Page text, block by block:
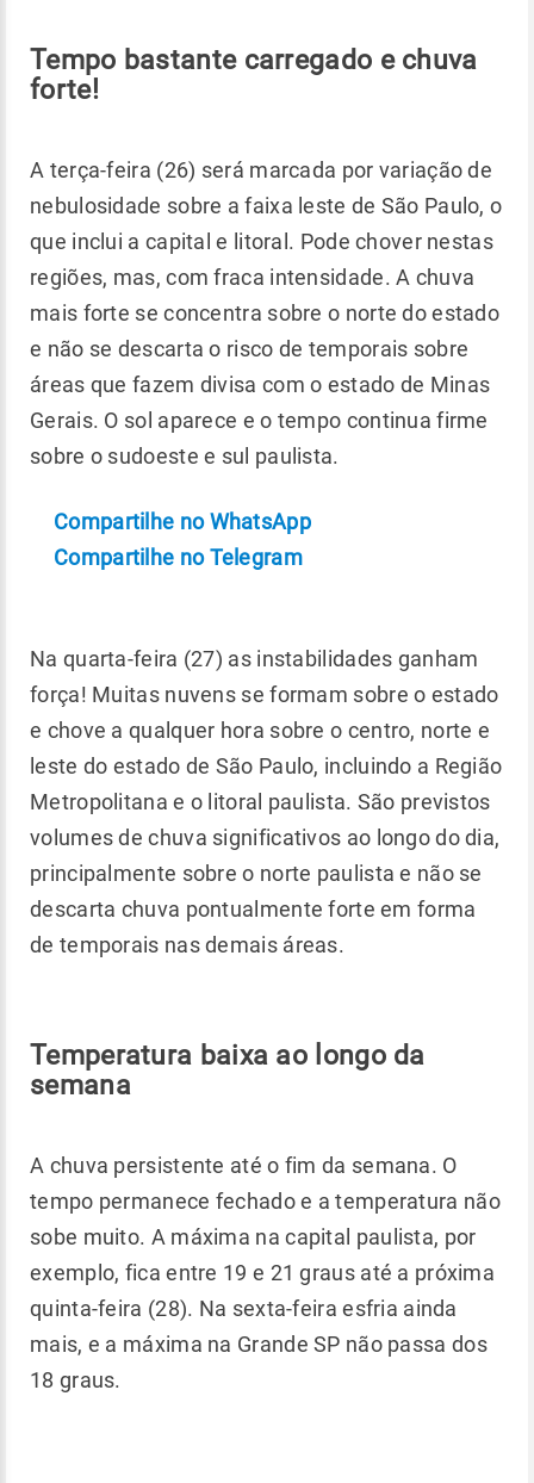
Tempo bastante carregado e chuva
forte!
A terça-feira (26) será marcada por variação de
nebulosidade sobre a faixa leste de São Paulo, o
que inclui a capital e litoral. Pode chover nestas
regiões, mas, com fraca intensidade. A chuva
mais forte se concentra sobre o norte do estado
e não se descarta o risco de temporais sobre
áreas que fazem divisa com o estado de Minas
Gerais. O sol aparece e o tempo continua firme
sobre o sudoeste e sul paulista.
Compartilhe no WhatsApp
Compartilhe no Telegram
Na quarta-feira (27) as instabilidades ganham
força! Muitas nuvens se formam sobre o estado
e chove a qualquer hora sobre o centro, norte e
leste do estado de São Paulo, incluindo a Região
Metropolitana e o litoral paulista. São previstos
volumes de chuva significativos ao longo do dia,
principalmente sobre o norte paulista e não se
descarta chuva pontualmente forte em forma
de temporais nas demais áreas.
Temperatura baixa ao longo da
semana
A chuva persistente até o fim da semana. O
tempo permanece fechado e a temperatura não
sobe muito. A máxima na capital paulista, por
exemplo, fica entre 19 e 21 graus até a próxima
quinta-feira (28). Na sexta-feira esfria ainda
mais, e a máxima na Grande SP não passa dos
18 graus.